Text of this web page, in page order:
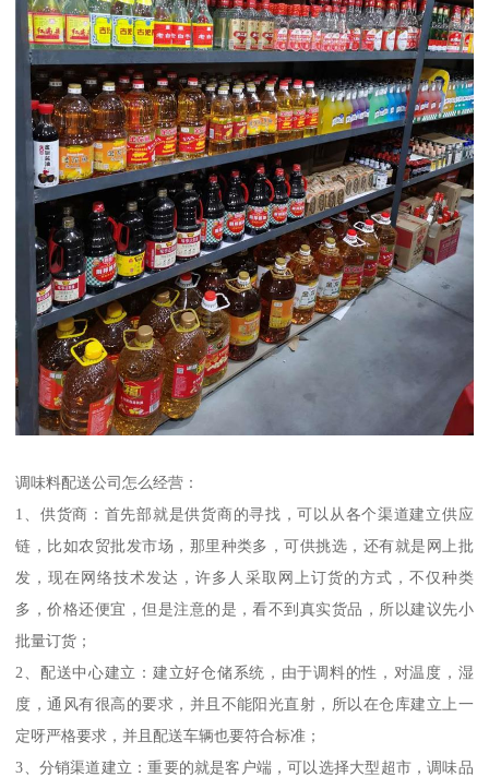
调味料配送公司怎么经营：
1、供货商：首先部就是供货商的寻找，可以从各个渠道建立供应
链，比如农贸批发市场，那里种类多，可供挑选，还有就是网上批
发，现在网络技术发达，许多人采取网上订货的方式，不仅种类
多，价格还便宜，但是注意的是，看不到真实货品，所以建议先小
批量订货；
2、配送中心建立：建立好仓储系统，由于调料的性，对温度，湿
度，通风有很高的要求，并且不能阳光直射，所以在仓库建立上一
定呀严格要求，并且配送车辆也要符合标准；
3、分销渠道建立：重要的就是客户端，可以选择大型超市，调味品